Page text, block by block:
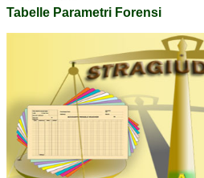
Tabelle Parametri Forensi